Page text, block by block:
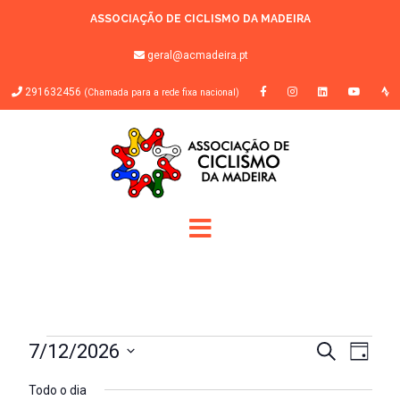
ASSOCIAÇÃO DE CICLISMO DA MADEIRA
geral@acmadeira.pt
291632456 (Chamada para a rede fixa nacional)
EVENTOS
FOR
Pesquisar
Dia
7/12/2026
Todo o dia